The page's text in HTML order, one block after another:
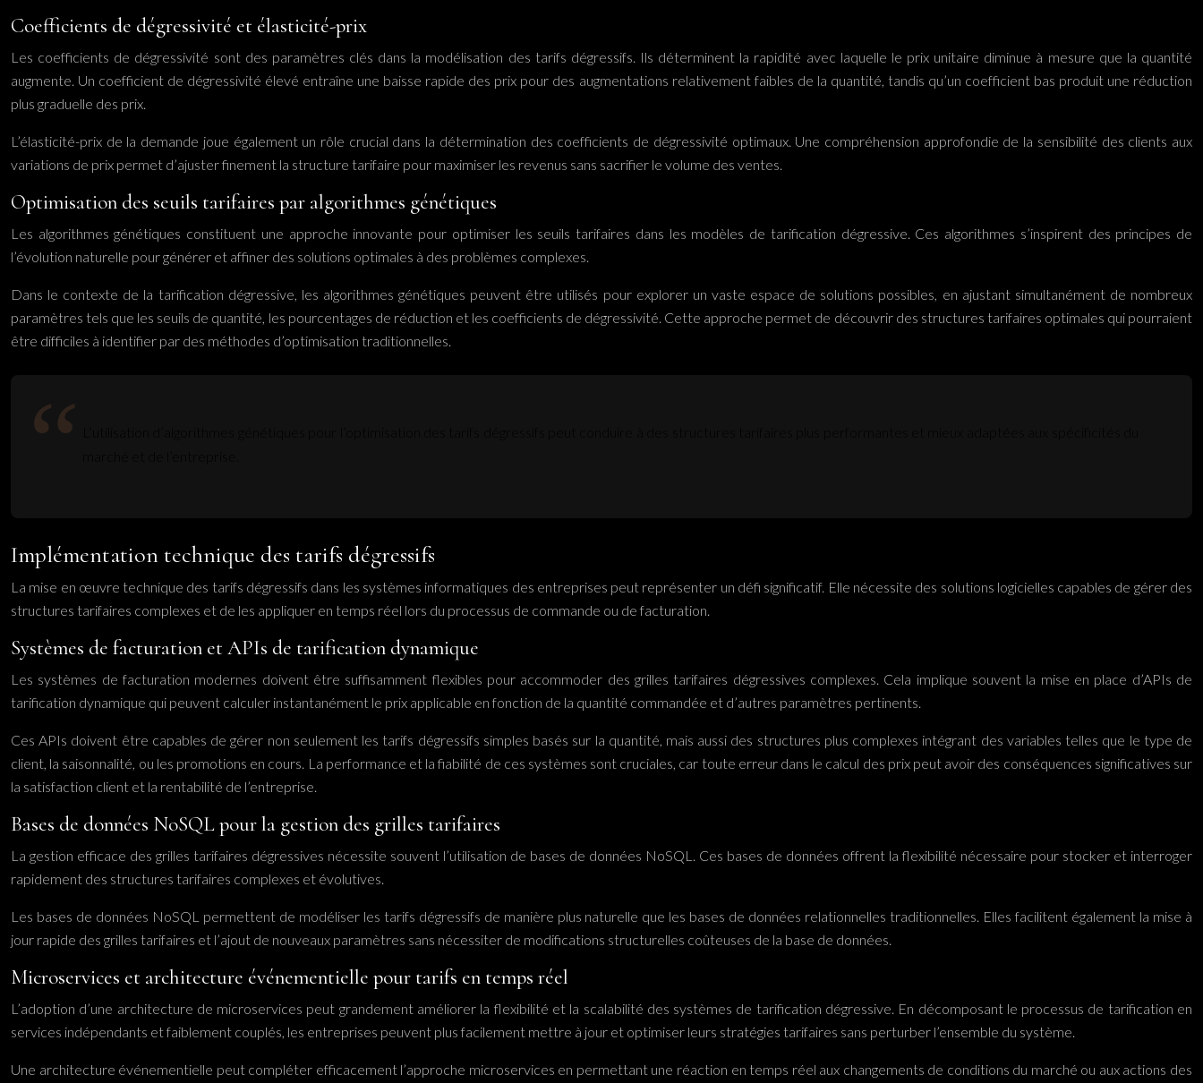
Coefficients de dégressivité et élasticité-prix
Les coefficients de dégressivité sont des paramètres clés dans la modélisation des tarifs dégressifs. Ils déterminent la rapidité avec laquelle le prix unitaire diminue à mesure que la quantité
augmente. Un coefficient de dégressivité élevé entraîne une baisse rapide des prix pour des augmentations relativement faibles de la quantité, tandis qu’un coefficient bas produit une réduction
plus graduelle des prix.
L’élasticité-prix de la demande joue également un rôle crucial dans la détermination des coefficients de dégressivité optimaux. Une compréhension approfondie de la sensibilité des clients aux
variations de prix permet d’ajuster finement la structure tarifaire pour maximiser les revenus sans sacrifier le volume des ventes.
Optimisation des seuils tarifaires par algorithmes génétiques
Les algorithmes génétiques constituent une approche innovante pour optimiser les seuils tarifaires dans les modèles de tarification dégressive. Ces algorithmes s’inspirent des principes de
l’évolution naturelle pour générer et affiner des solutions optimales à des problèmes complexes.
Dans le contexte de la tarification dégressive, les algorithmes génétiques peuvent être utilisés pour explorer un vaste espace de solutions possibles, en ajustant simultanément de nombreux
paramètres tels que les seuils de quantité, les pourcentages de réduction et les coefficients de dégressivité. Cette approche permet de découvrir des structures tarifaires optimales qui pourraient
être difficiles à identifier par des méthodes d’optimisation traditionnelles.
Implémentation technique des tarifs dégressifs
La mise en œuvre technique des tarifs dégressifs dans les systèmes informatiques des entreprises peut représenter un défi significatif. Elle nécessite des solutions logicielles capables de gérer des
structures tarifaires complexes et de les appliquer en temps réel lors du processus de commande ou de facturation.
Systèmes de facturation et APIs de tarification dynamique
Les systèmes de facturation modernes doivent être suffisamment flexibles pour accommoder des grilles tarifaires dégressives complexes. Cela implique souvent la mise en place d’APIs de
tarification dynamique qui peuvent calculer instantanément le prix applicable en fonction de la quantité commandée et d’autres paramètres pertinents.
Ces APIs doivent être capables de gérer non seulement les tarifs dégressifs simples basés sur la quantité, mais aussi des structures plus complexes intégrant des variables telles que le type de
client, la saisonnalité, ou les promotions en cours. La performance et la fiabilité de ces systèmes sont cruciales, car toute erreur dans le calcul des prix peut avoir des conséquences significatives sur
la satisfaction client et la rentabilité de l’entreprise.
Bases de données NoSQL pour la gestion des grilles tarifaires
La gestion efficace des grilles tarifaires dégressives nécessite souvent l’utilisation de bases de données NoSQL. Ces bases de données offrent la flexibilité nécessaire pour stocker et interroger
rapidement des structures tarifaires complexes et évolutives.
Les bases de données NoSQL permettent de modéliser les tarifs dégressifs de manière plus naturelle que les bases de données relationnelles traditionnelles. Elles facilitent également la mise à
jour rapide des grilles tarifaires et l’ajout de nouveaux paramètres sans nécessiter de modifications structurelles coûteuses de la base de données.
Microservices et architecture événementielle pour tarifs en temps réel
L’adoption d’une architecture de microservices peut grandement améliorer la flexibilité et la scalabilité des systèmes de tarification dégressive. En décomposant le processus de tarification en
services indépendants et faiblement couplés, les entreprises peuvent plus facilement mettre à jour et optimiser leurs stratégies tarifaires sans perturber l’ensemble du système.
Une architecture événementielle peut compléter efficacement l’approche microservices en permettant une réaction en temps réel aux changements de conditions du marché ou aux actions des